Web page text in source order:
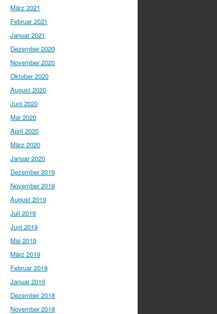
März 2021
Februar 2021
Januar 2021
Dezember 2020
November 2020
Oktober 2020
August 2020
Juni 2020
Mai 2020
April 2020
März 2020
Januar 2020
Dezember 2019
November 2019
August 2019
Juli 2019
Juni 2019
Mai 2019
März 2019
Februar 2019
Januar 2019
Dezember 2018
November 2018